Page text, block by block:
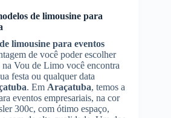
de limousine para
limousine para eventos
de você poder escolher
Vou de Limo você encontra
festa ou qualquer data
. Em Araçatuba, temos a
eventos empresariais, na cor
300c, com ótimo espaço,